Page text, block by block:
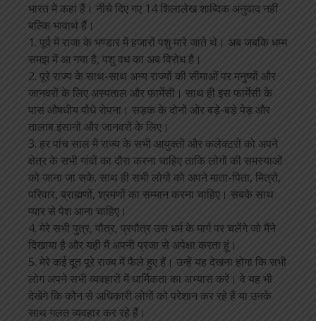
भारत में कहां हैं। नीचे दिए गए 14 शिलालेख शाब्दिक अनुवाद नहीं
बल्कि भावार्थ हैं।
1. पूर्व में राजा के भण्डार में हजारों पशु मारे जाते थे। अब जबकि धम्म
समझ में आ गया है, पशु वध का अब विरोध है।
2. पूरे राज्य के साथ-साथ अन्य राज्यों की सीमाओं पर मनुष्यों और
जानवरों के लिए अस्पताल और फ़ार्मेसी। साथ ही इस फार्मेसी के
पास औषधीय पौधे रोपना। सड़क के दोनों ओर बड़े-बड़े पेड़ और
तालाब इंसानों और जानवरों के लिए।
3. हर पांच साल में राज्य के सभी आयुक्तों और कलेक्टरों को अपने
क्षेत्र के सभी गांवों का दौरा करना चाहिए ताकि लोगों की समस्याओं
को जाना जा सके. साथ ही सभी लोगों को अपने माता-पिता, मित्रों,
परिवार, ब्राह्मणों, श्रमणों का सम्मान करना चाहिए। सबके साथ
प्यार से पेश आना चाहिए।
4. मेरे सभी पुत्र, पौत्र, प्रपौत्र उस धर्म के मार्ग पर चलेंगे जो मैंने
दिखाया है और यही मैं अपनी प्रजा से अपेक्षा करता हूं।
5. मेरे कई दूत पूरे राज्य में फैले हुए हैं। उन्हें यह देखना होगा कि सभी
लोग अपने सभी व्यवहारों में धार्मिकता का अभ्यास करें। वे यह भी
देखेंगे कि कौन से अधिकारी लोगों को परेशान कर रहे हैं या उनके
साथ गलत व्यवहार कर रहे हैं।